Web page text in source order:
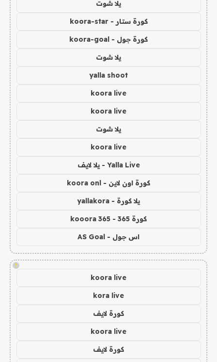
يلا شوت
كورة ستار - koora-star
كورة جول - koora-goal
يلا شوت
yalla shoot
koora live
koora live
يلا شوت
koora live
Yalla Live - يلا لايف
كورة اون لاين - koora onl
يلا كورة - yallakora
كورة 365 - kooora 365
اس جول - AS Goal
!
koora live
kora live
كورة لايف
koora live
كورة لايف